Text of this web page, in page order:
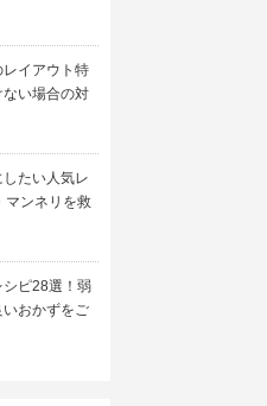
イアウト特
い場合の対
たい人気レ
マンネリを救
シピ28選！弱
いおかずをご